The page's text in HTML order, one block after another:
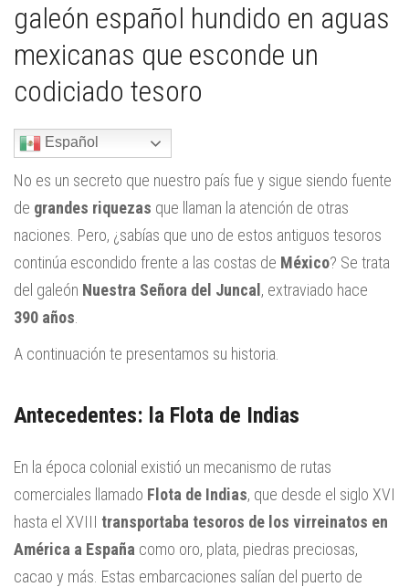
galeón español hundido en aguas
mexicanas que esconde un
codiciado tesoro
Español
No es un secreto que nuestro país fue y sigue siendo fuente
de grandes riquezas que llaman la atención de otras
naciones. Pero, ¿sabías que uno de estos antiguos tesoros
continúa escondido frente a las costas de México? Se trata
del galeón Nuestra Señora del Juncal , extraviado hace
390 años
A continuación te presentamos su historia.
Antecedentes: la Flota de Indias
En la época colonial existió un mecanismo de rutas
comerciales llamado Flota de Indias, que desde el siglo XVI
hasta el XVIII transportaba tesoros de los virreinatos en
América a España como oro, plata, piedras preciosas,
cacao y más. Estas embarcaciones salían del puerto de